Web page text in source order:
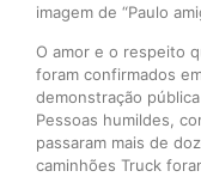
imagem de “Paulo
O amor e o respeito
foram confirmados
demonstração
Pessoas humildes,
passaram mais de
caminhões Truck